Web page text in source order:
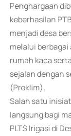
Penghargaan
keberhasilan
menjadi desa
melalui
rumah kaca
sejalan dengan
(Proklim).
Salah satu
langsung bagi
PLTS Irigasi di